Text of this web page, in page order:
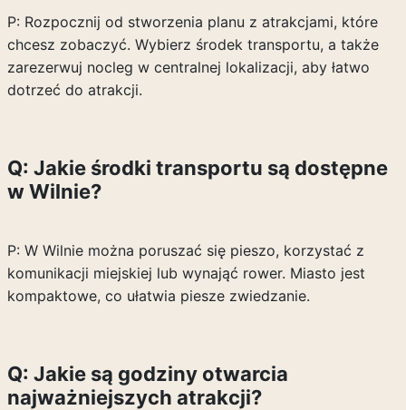
P: Rozpocznij od stworzenia planu z atrakcjami, które
chcesz zobaczyć. Wybierz środek transportu, a także
zarezerwuj nocleg w centralnej lokalizacji, aby łatwo
dotrzeć do atrakcji.
Q: Jakie środki transportu są dostępne
w Wilnie?
P: W Wilnie można poruszać się pieszo, korzystać z
komunikacji miejskiej lub wynająć rower. Miasto jest
kompaktowe, co ułatwia piesze zwiedzanie.
Q: Jakie są godziny otwarcia
najważniejszych atrakcji?